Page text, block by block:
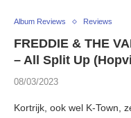
Album Reviews Reviews
FREDDIE & THE
– All Split Up
08/03/2023
Kortrijk, ook wel K-Town,